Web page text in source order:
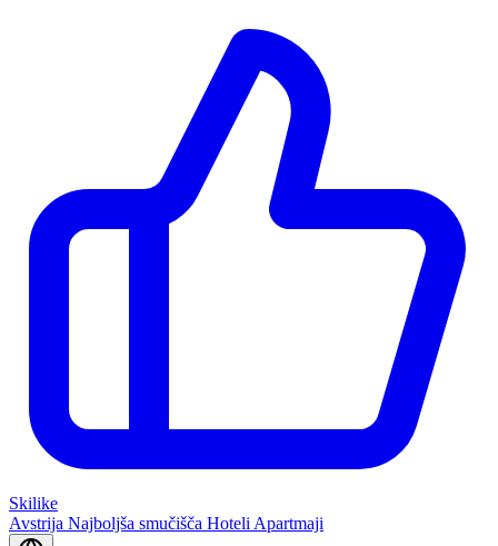
Skilike
Avstrija Najboljša smučišča Hoteli Apartmaji